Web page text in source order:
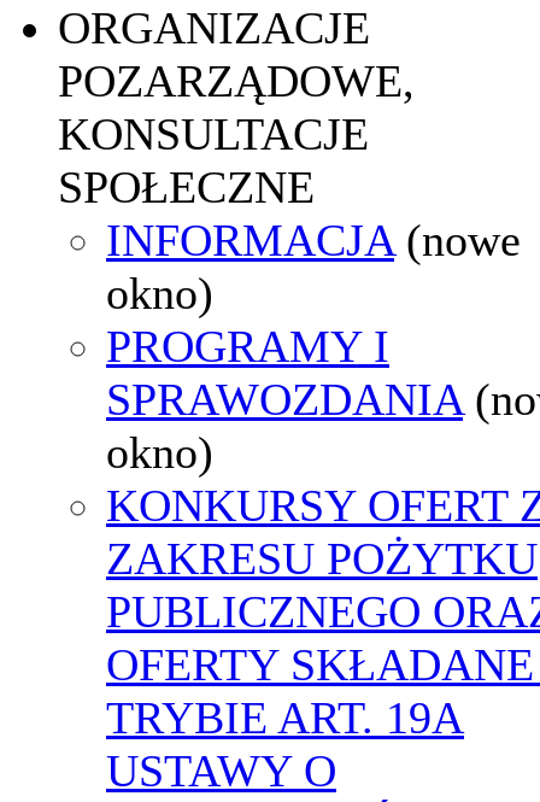
ORGANIZACJE
POZARZĄDOWE,
KONSULTACJE
SPOŁECZNE
INFORMACJA (nowe
okno)
PROGRAMY I
SPRAWOZDANIA
okno)
KONKURSY OFERT
ZAKRESU POŻYTKU
PUBLICZNEGO
OFERTY
TRYBIE ART. 19A
USTAWY O